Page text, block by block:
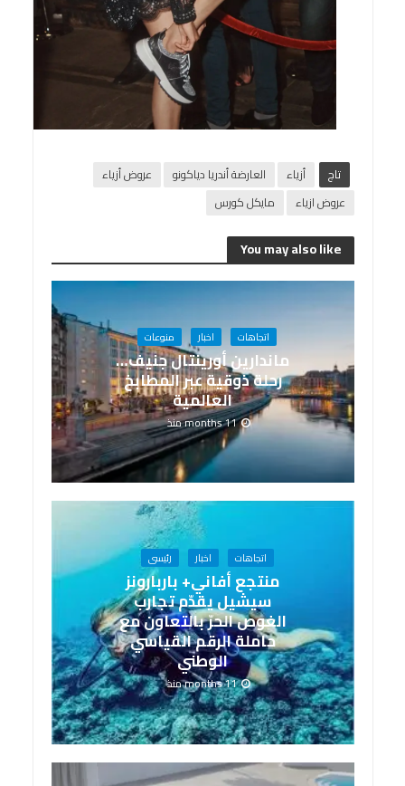
تاج أزياء العارضة أندريا دياكونو
عروض أزياء
عروض ازياء
مايكل كورس
You may also like
اتجاهات اخبار منوعات
ماندارين أورينتال جنيف…
رحلة ذوقية عبر المطابخ
العالمية
11 months منذ
اتجاهات اخبار رئيسى
منتجع أفاني+ باربارونز
سيشيل يقدّم تجارب
الغوص الحرّ بالتعاون مع
حاملة الرقم القياسي
الوطني
11 months منذ